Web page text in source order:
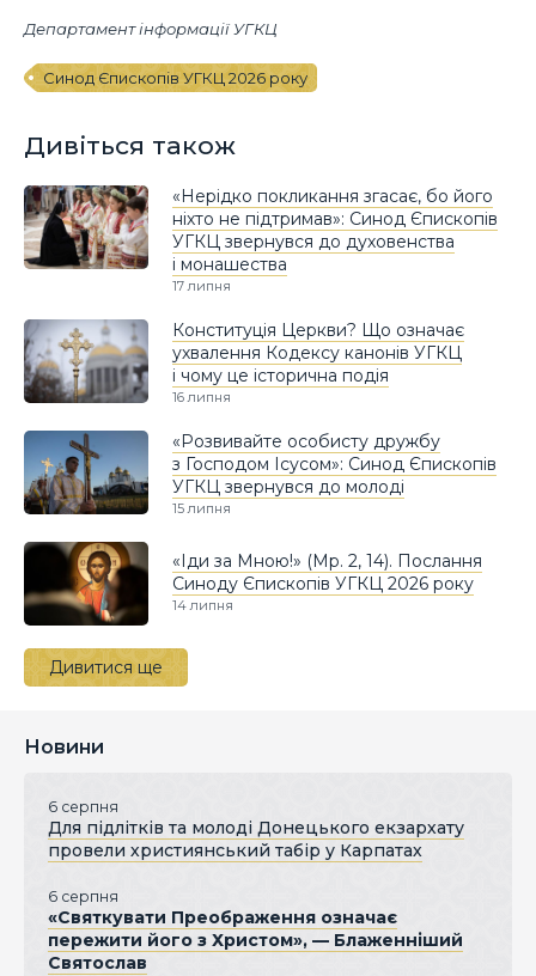
Департамент інформації УГКЦ
Синод Єпископів УГКЦ 2026 року
Дивіться також
«Нерідко покликання згасає, бо його
ніхто не підтримав»: Синод Єпископів
УГКЦ звернувся до духовенства
і монашества
17 липня
Конституція Церкви? Що означає
ухвалення Кодексу канонів УГКЦ
і чому це історична подія
16 липня
«Розвивайте особисту дружбу
з Господом Ісусом»: Синод Єпископів
УГКЦ звернувся до молоді
15 липня
«Іди за Мною!» (Мр. 2, 14). Послання
Синоду Єпископів УГКЦ 2026 року
14 липня
Дивитися ще
Новини
6 серпня
Для підлітків та молоді Донецького екзархату
провели християнський табір у Карпатах
6 серпня
«Святкувати Преображення означає
пережити його з Христом», — Блаженніший
Святослав